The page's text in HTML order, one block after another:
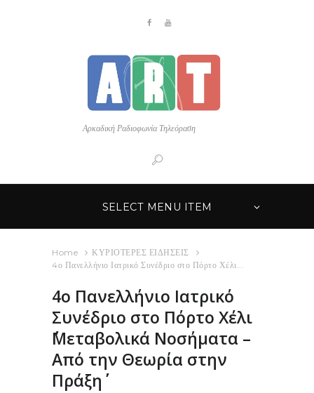
Αρκαδική Ραδιοφωνία Τηλεόραση
SELECT MENU ITEM
Home
ΚΥΡΙΟΤΕΡΕΣ ΕΙΔΗΣΕΙΣ
4ο Πανελλήνιο Ιατρικό Συνέδριο στο Πόρτο Χέλι...
4ο Πανελλήνιο Ιατρικό
Συνέδριο στο Πόρτο Χέλι
΄΄Μεταβολικά Νοσήματα –
Από την Θεωρία στην
Πράξη΄΄